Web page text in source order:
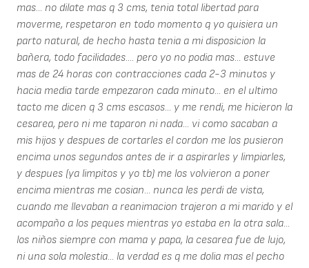
mas... no dilate mas q 3 cms, tenia total libertad para
moverme, respetaron en todo momento q yo quisiera un
parto natural, de hecho hasta tenia a mi disposicion la
bañera, todo facilidades.... pero yo no podia mas... estuve
mas de 24 horas con contracciones cada 2-3 minutos y
hacia media tarde empezaron cada minuto... en el ultimo
tacto me dicen q 3 cms escasos... y me rendi, me hicieron la
cesarea, pero ni me taparon ni nada... vi como sacaban a
mis hijos y despues de cortarles el cordon me los pusieron
encima unos segundos antes de ir a aspirarles y limpiarles,
y despues (ya limpitos y yo tb) me los volvieron a poner
encima mientras me cosian... nunca les perdi de vista,
cuando me llevaban a reanimacion trajeron a mi marido y el
acompaño a los peques mientras yo estaba en la otra sala...
los niños siempre con mama y papa, la cesarea fue de lujo,
ni una sola molestia... la verdad es q me dolia mas el pecho